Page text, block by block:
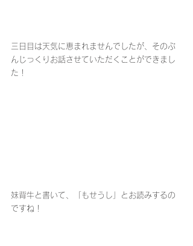
三日目は天気に恵まれませんでしたが、そのぶ
んじっくりお話させていただくことができまし
た！
妹背牛と書いて、「もせうし」とお読みするの
ですね！